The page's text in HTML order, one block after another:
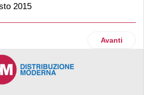
2015
Palletways premia i Concessionari
Articolo
Avanti